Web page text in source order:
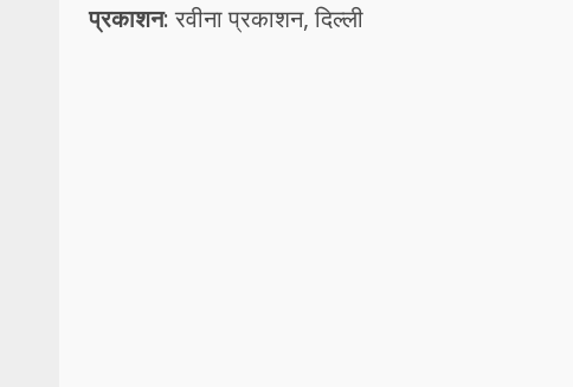
प्रकाशन: रवीना प्रकाशन, दिल्ली